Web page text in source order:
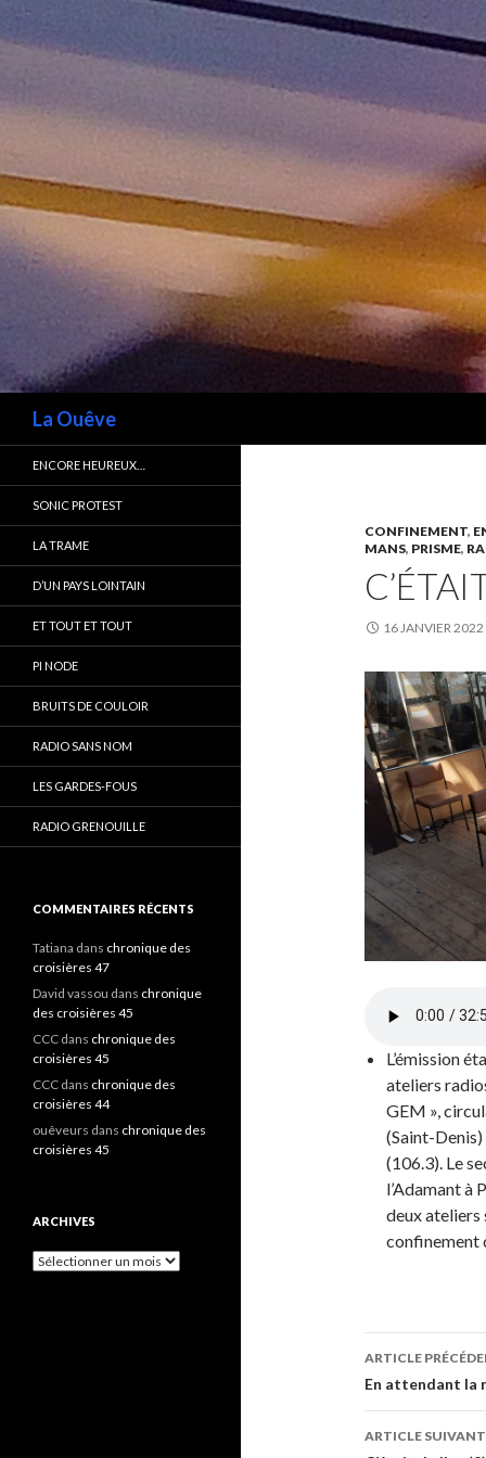
La Ouêve
CONFINEMENT,
MANS, PRISME,
16 JANVIER 2022
L’émission
ateliers
GEM »,
(Saint-Denis)
(106.3). Le
l’Adamant à
deux ateliers
confinement
des
ARTICLE
En attendant la
ARTICLE SUIVANT
ENCORE HEUREUX…
SONIC PROTEST
LA TRAME
D’UN PAYS LOINTAIN
ET TOUT ET TOUT
PI NODE
BRUITS DE COULOIR
RADIO SANS NOM
LES GARDES-FOUS
RADIO GRENOUILLE
COMMENTAIRES RÉCENTS
Tatiana dans chronique des
croisières 47
David vassou dans chronique
des croisières 45
CCC dans chronique des
croisières 45
CCC dans chronique des
croisières 44
ouêveurs dans chronique des
croisières 45
ARCHIVES
A